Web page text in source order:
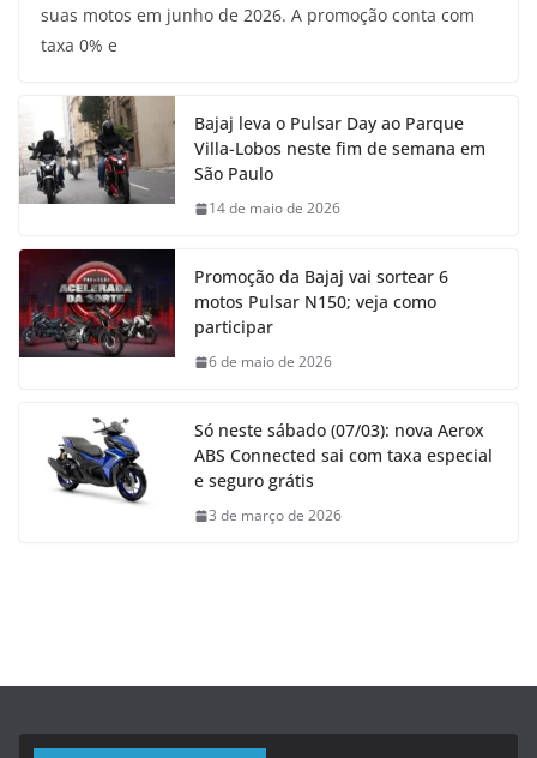
suas motos em junho de 2026. A promoção conta com
taxa 0% e
Bajaj leva o Pulsar Day ao Parque
Villa-Lobos neste fim de semana em
São Paulo
14 de maio de 2026
Promoção da Bajaj vai sortear 6
motos Pulsar N150; veja como
participar
6 de maio de 2026
Só neste sábado (07/03): nova Aerox
ABS Connected sai com taxa especial
e seguro grátis
3 de março de 2026